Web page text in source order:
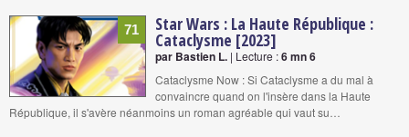
71 Star Wars : La Haute République :
Cataclysme [2023]
par Bastien L. | Lecture :6 mn 6
Cataclysme Now : Si Cataclysme a du mal à
convaincre quand on l'insère dans la Haute
République, il s'avère néanmoins un roman agréable qui vaut su…